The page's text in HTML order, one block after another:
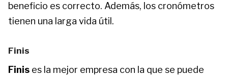
beneficio es correcto. Además, los cronómetros
tienen una larga vida útil.
Finis
Finis es la mejor empresa con la que se puede